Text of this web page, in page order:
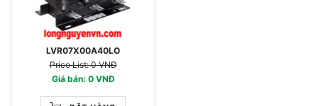
LVR07X00A40LO
Price List: 0 VNĐ
Giá bán: 0 VNĐ